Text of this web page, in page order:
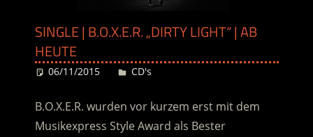
SINGLE | B.O.X.E.R. „DIRTY LIGHT“ | AB
HEUTE
06/11/2015 Desiree
CD's
B.O.X.E.R. wurden vor kurzem erst mit dem
Musikexpress Style Award als Bester